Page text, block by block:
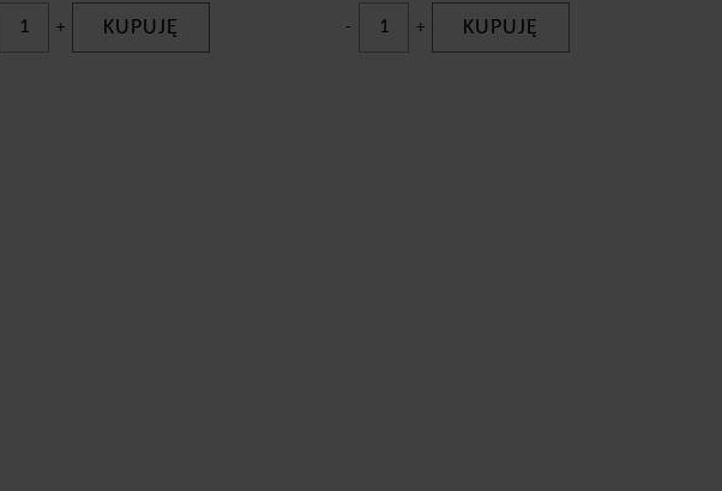
+ KUPUJĘ - + KUPUJĘ